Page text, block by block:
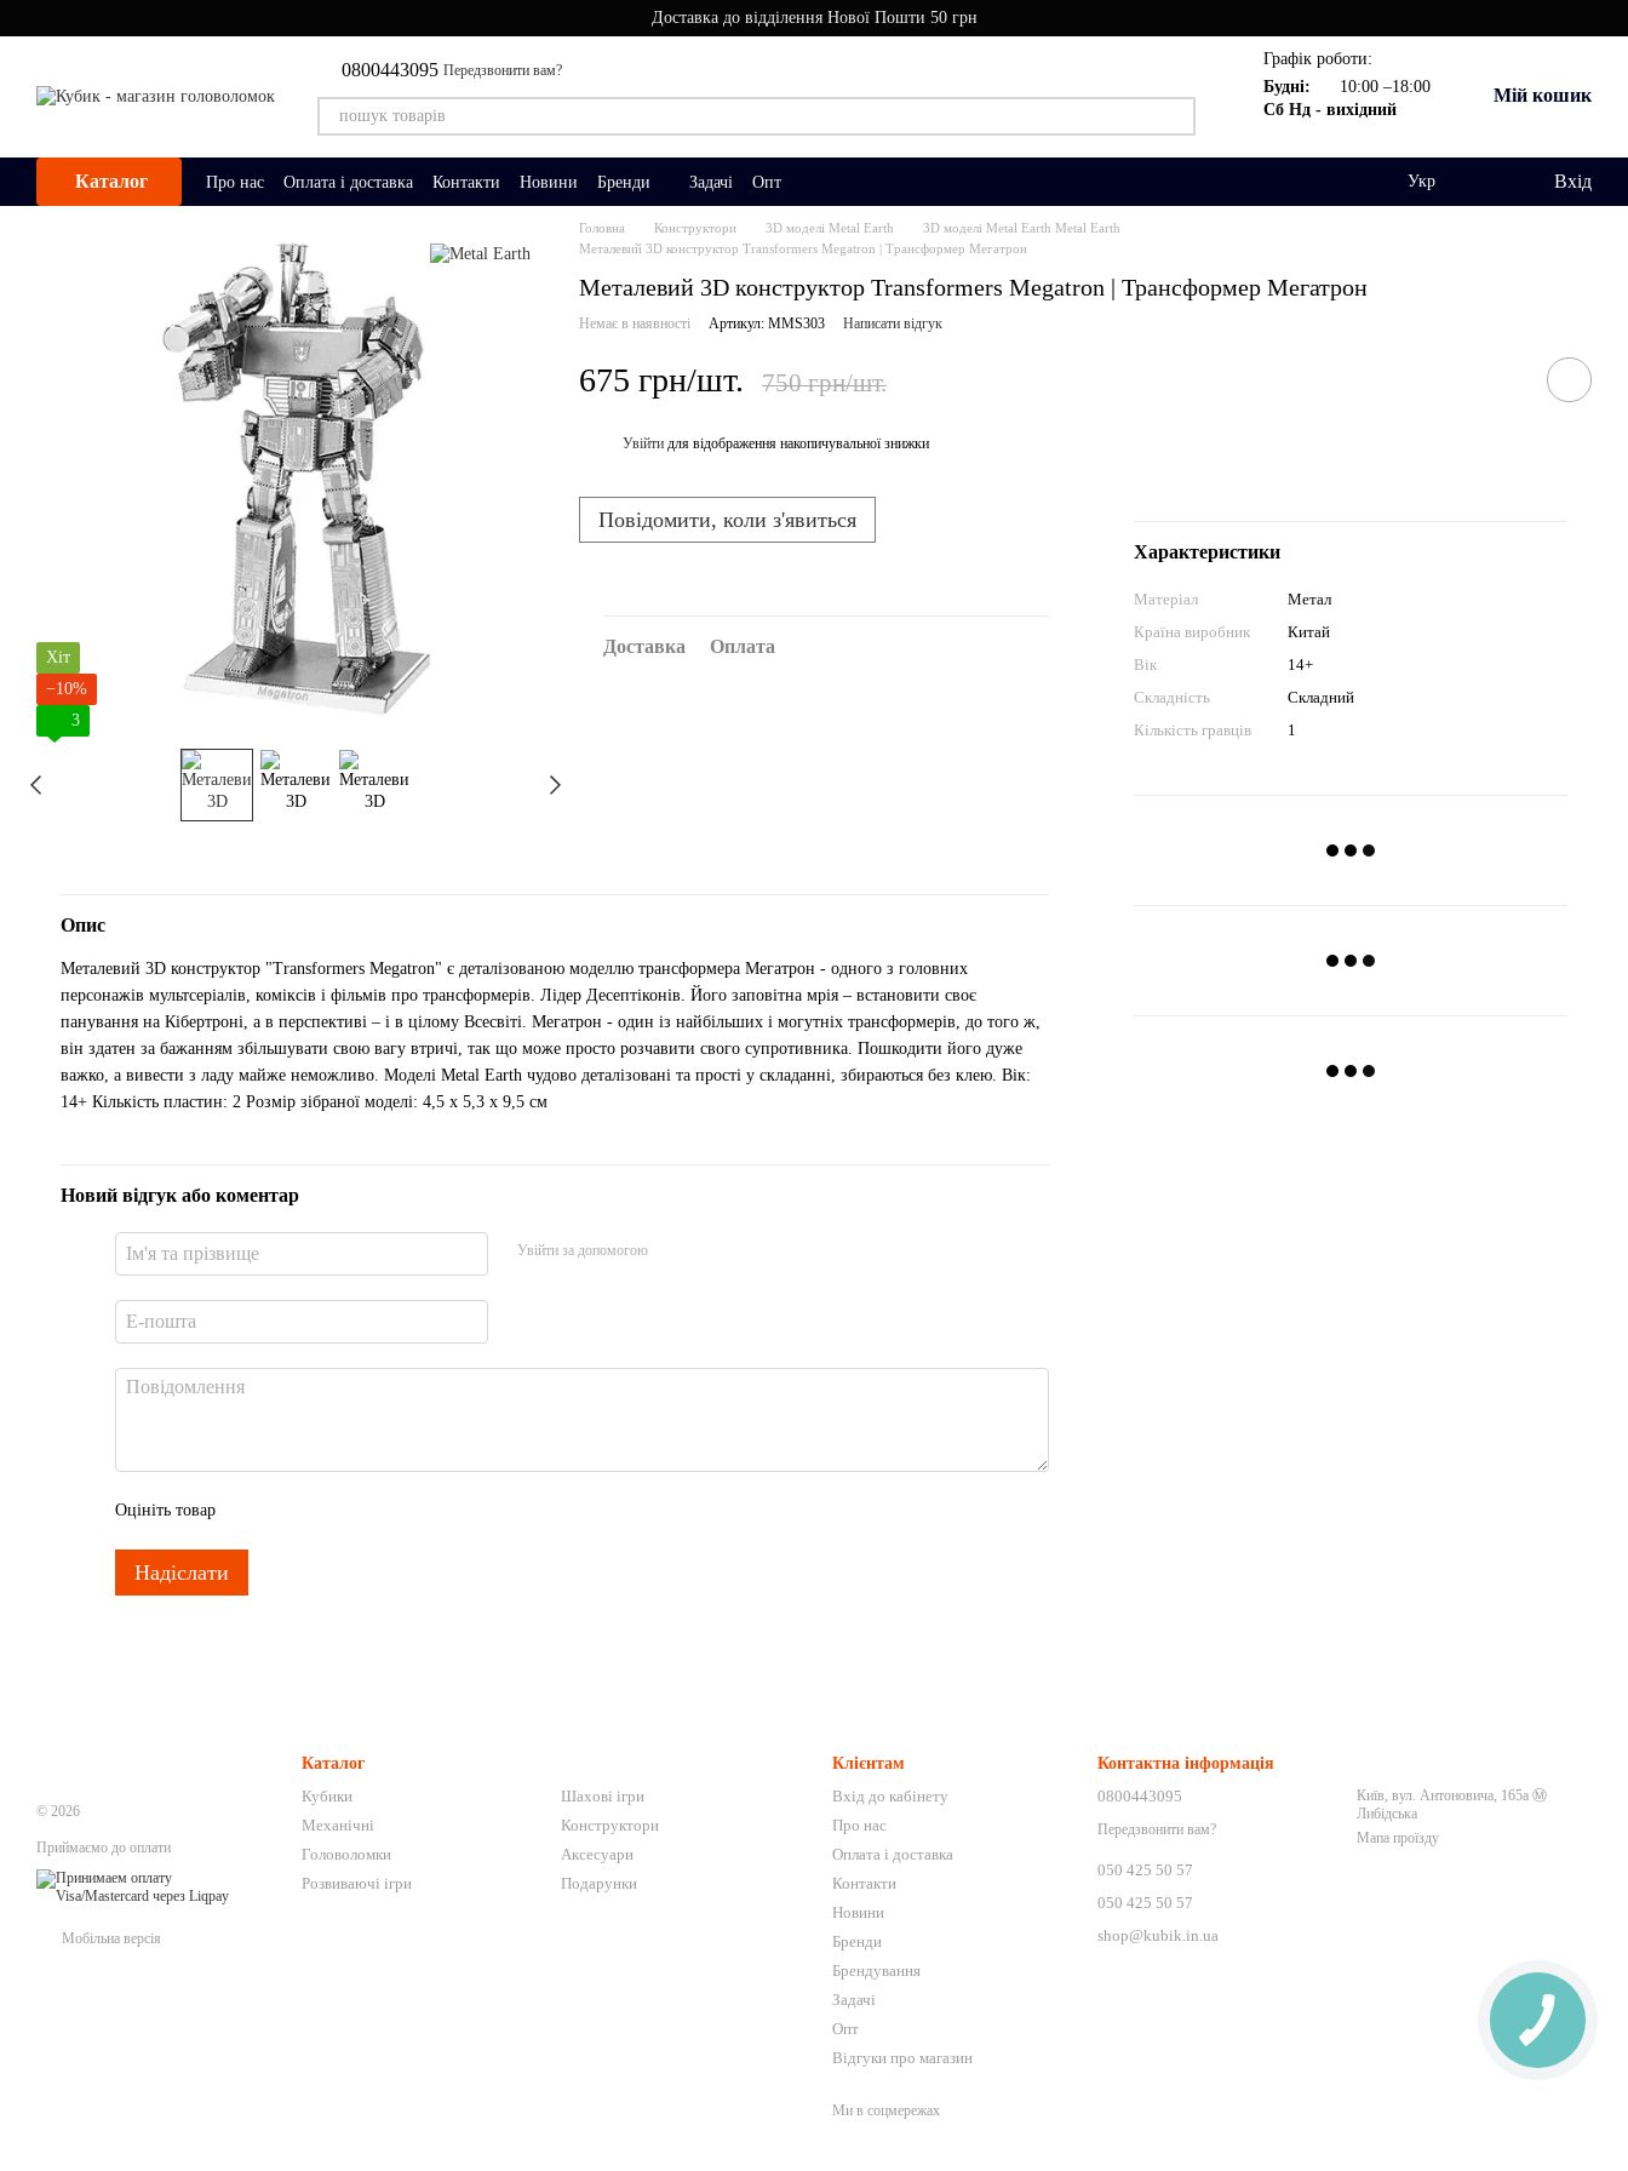
Доставка до відділення Нової Пошти 50 грн
0800443095 Передзвонити вам?
Графік роботи:
Будні:
10:00 –18:00
Сб Нд - вихідний
Мій кошик
Каталог Про нас Оплата і доставка Контакти Новини Бренди Задачі Опт Укр Вхід
Хіт
−10%
3
Головна Конструктори 3D моделі Metal Earth
3D моделі Metal Earth Metal Earth
Металевий 3D конструктор Transformers Megatron | Трансформер Мегатрон
Металевий 3D конструктор Transformers Megatron | Трансформер Мегатрон
Немає в наявності Артикул: MMS303 Написати відгук
675 грн/шт. 750 грн/шт.
Увійти для відображення накопичувальної знижки
Повідомити, коли з'явиться
Доставка Оплата
Характеристики
Матеріал
Метал
Країна виробник
Китай
Вік
14+
Складність
Складний
Кількість гравців
1
Опис
Металевий 3D конструктор "Transformers Megatron" є деталізованою моделлю трансформера Мегатрон - одного з головних
персонажів мультсеріалів, коміксів і фільмів про трансформерів. Лідер Десептіконів. Його заповітна мрія – встановити своє
панування на Кібертроні, а в перспективі – і в цілому Всесвіті. Мегатрон - один із найбільших і могутніх трансформерів, до того ж,
він здатен за бажанням збільшувати свою вагу втричі, так що може просто розчавити свого супротивника. Пошкодити його дуже
важко, а вивести з ладу майже неможливо. Моделі Metal Earth чудово деталізовані та прості у складанні, збираються без клею. Вік:
14+ Кількість пластин: 2 Розмір зібраної моделі: 4,5 х 5,3 х 9,5 см
Новий відгук або коментар
Увійти за допомогою
Оцініть товар
Надіслати
© 2026
Приймаємо до оплати
Мобільна версія
Каталог
Кубики
Механічні
Головоломки
Розвиваючі ігри
Шахові ігри
Конструктори
Аксесуари
Подарунки
Клієнтам
Вхід до кабінету
Про нас
Оплата і доставка
Контакти
Новини
Бренди
Брендування
Задачі
Опт
Відгуки про магазин
Ми в соцмережах
Контактна інформація
0800443095
Передзвонити вам?
050 425 50 57
050 425 50 57
shop@kubik.in.ua
Київ, вул. Антоновича, 165а Ⓜ️
Либідська
Мапа проїзду